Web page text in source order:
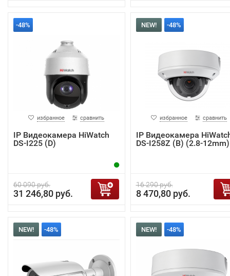
-48%
избранное сравнить
IP Видеокамера HiWatch
DS-I225 (D)
60 090 руб.
31 246,80 руб.
NEW! -48%
избранное сравнить
IP Видеокамера
DS-I258Z (B) (2.8-12mm)
16 290 руб.
8 470,80 руб.
NEW! -48% NEW! -48%